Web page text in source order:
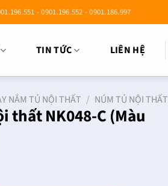
- 0901.196.552 - 0901.186.997
TIN TỨC LIÊN HỆ
NẮM TỦ NỘI THẤT / NÚM TỦ NỘI THẤT
thất NK048-C (Màu